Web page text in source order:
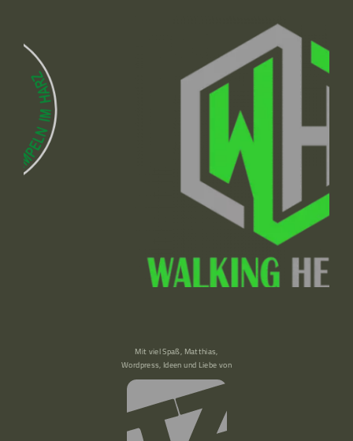
Mit viel Spaß, Matthias,
Wordpress, Ideen und Liebe von